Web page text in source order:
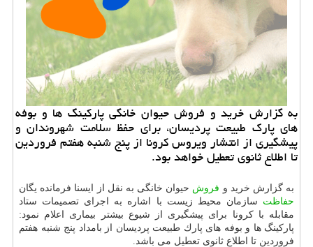
به گزارش خرید و فروش حیوان خانگی پاركینگ ها و بوفه
های پارك طبیعت پردیسان، برای حفظ سلامت شهروندان و
پیشگیری از انتشار ویروس كرونا از پنج شنبه هفتم فروردین
تا اطلاع ثانوی تعطیل خواهد بود.
به گزارش خرید و فروش حیوان خانگی به نقل از ایسنا فرمانده یگان
حفاظت سازمان محیط زیست با اشاره به اجرای تصمیمات ستاد
مقابله با كرونا برای پیشگیری از شیوع بیشتر بیماری اعلام نمود:
پاركینگ ها و بوفه های پارك طبیعت پردیسان از بامداد پنج شنبه هفتم
فروردین تا اطلاع ثانوی تعطیل می باشد.